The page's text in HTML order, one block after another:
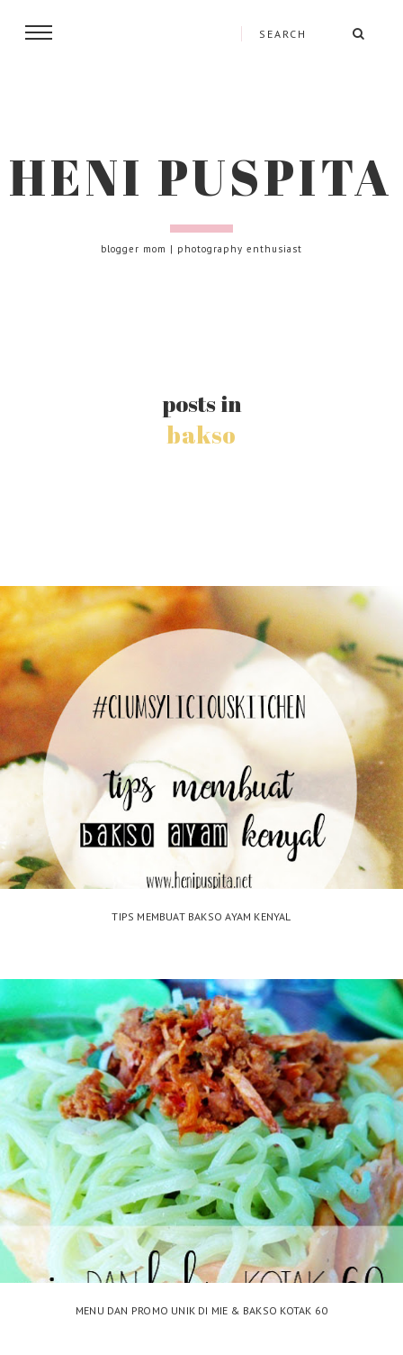
HENI PUSPITA
blogger mom | photography enthusiast
posts in
bakso
TIPS MEMBUAT BAKSO AYAM KENYAL
MENU DAN PROMO UNIK DI MIE & BAKSO KOTAK 60